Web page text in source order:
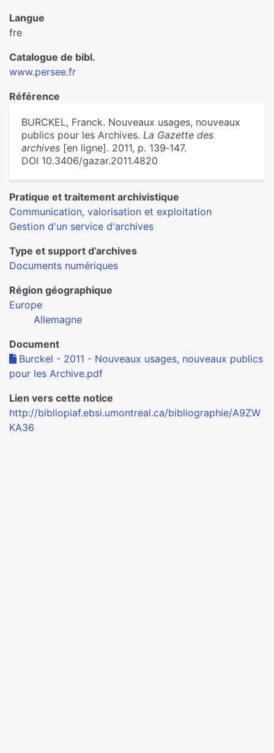
Langue
fre
Catalogue de bibl.
www.persee.fr
Référence
BURCKEL, Franck. Nouveaux usages, nouveaux
publics pour les Archives. La Gazette des
archives [en ligne]. 2011, p. 139‑147.
DOI 10.3406/gazar.2011.4820
Pratique et traitement archivistique
Communication, valorisation et exploitation
Gestion d'un service d'archives
Type et support d’archives
Documents numériques
Région géographique
Europe
Allemagne
Document
Burckel - 2011 - Nouveaux usages, nouveaux publics
pour les Archive.pdf
Lien vers cette notice
http://bibliopiaf.ebsi.umontreal.ca/bibliographie/A9ZW
KA36